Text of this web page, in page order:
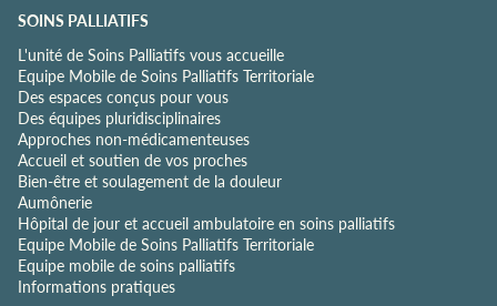
o
n
f
i
d
e
n
t
i
a
l
i
t
é
SOINS PALLIATIFS
L'unité de Soins Palliatifs vous accueille
Equipe Mobile de Soins Palliatifs Territoriale
Des espaces conçus pour vous
Des équipes pluridisciplinaires
Approches non-médicamenteuses
Accueil et soutien de vos proches
Bien-être et soulagement de la douleur
Aumônerie
Hôpital de jour et accueil ambulatoire en soins palliatifs
Equipe Mobile de Soins Palliatifs Territoriale
Equipe mobile de soins palliatifs
Informations pratiques